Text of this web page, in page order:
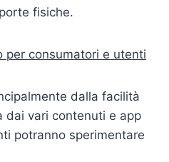
fisiche.
per consumatori e utenti
dalla facilità
dai vari contenuti e app
potranno sperimentare